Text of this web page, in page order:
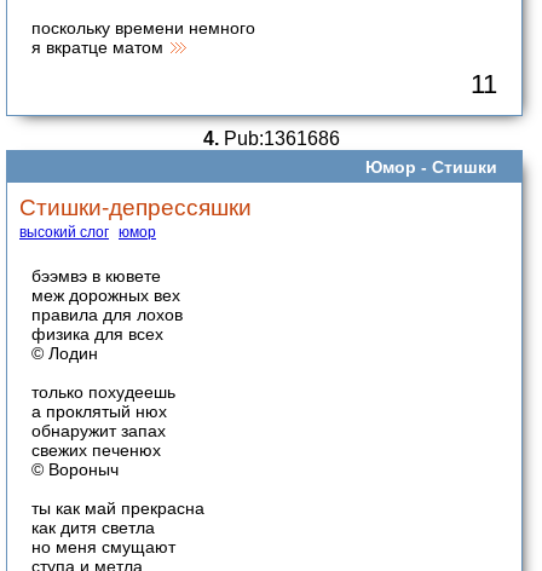
поскольку времени немного
я вкратце матом
11
4.Pub:1361686
Юмор - Стишки
Стишки-депрессяшки
высокий слог юмор
бээмвэ в кювете
меж дорожных вех
правила для лохов
физика для всех
© Лодин
только похудеешь
а проклятый нюх
обнаружит запах
свежих печенюх
© Вороныч
ты как май прекрасна
как дитя светла
но меня смущают
ступа и метла